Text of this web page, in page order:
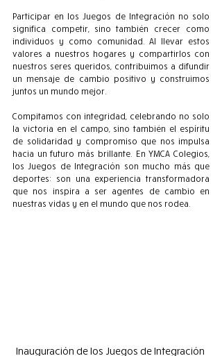
Participar en los Juegos de Integración no solo
significa competir, sino también crecer como
individuos y como comunidad. Al llevar estos
valores a nuestros hogares y compartirlos con
nuestros seres queridos, contribuimos a difundir
un mensaje de cambio positivo y construimos
juntos un mundo mejor.
Compitamos con integridad, celebrando no solo
la victoria en el campo, sino también el espíritu
de solidaridad y compromiso que nos impulsa
hacia un futuro más brillante. En YMCA Colegios,
los Juegos de Integración son mucho más que
deportes: son una experiencia transformadora
que nos inspira a ser agentes de cambio en
nuestras vidas y en el mundo que nos rodea.
Inauguración de los Juegos de Integración